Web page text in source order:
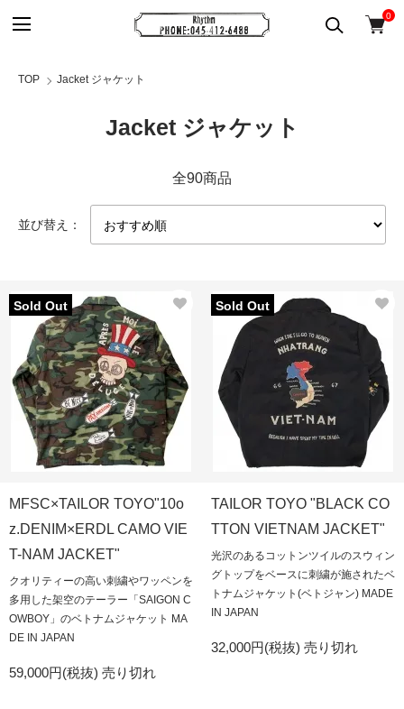
0
TOP Jacket ジャケット
Jacket ジャケット
全90商品
並び替え：
Sold Out
MFSC×TAILOR TOYO"10o
z.DENIM×ERDL CAMO VIE
T-NAM JACKET"
クオリティーの高い刺繍やワッペンを
多用した架空のテーラー「SAIGON C
OWBOY」のベトナムジャケット MA
DE IN JAPAN
59,000円(税抜) 売り切れ
Sold Out
TAILOR TOYO "BLACK CO
TTON VIETNAM JACKET"
光沢のあるコットンツイルのスウィン
グトップをベースに刺繍が施されたベ
トナムジャケット(ベトジャン) MADE
IN JAPAN
32,000円(税抜) 売り切れ